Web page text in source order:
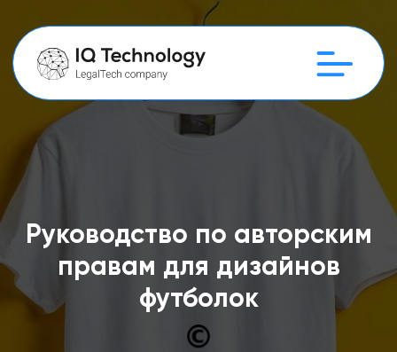
Руководство по авторским
правам для дизайнов
футболок